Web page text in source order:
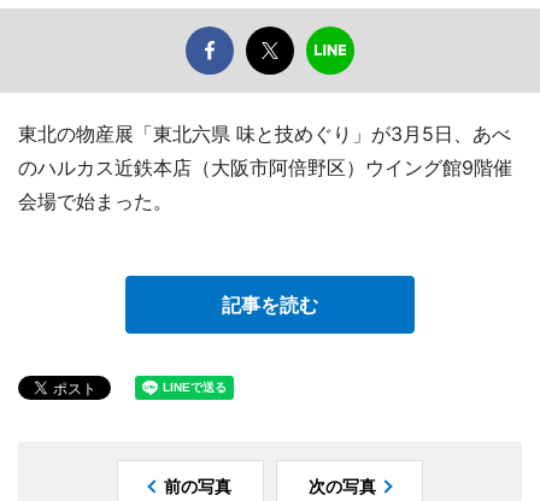
東北の物産展「東北六県 味と技めぐり」が3月5日、あべ
のハルカス近鉄本店（大阪市阿倍野区）ウイング館9階催
会場で始まった。
記事を読む
前の写真 次の写真